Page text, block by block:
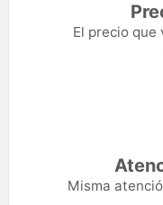
El precio que
Misma